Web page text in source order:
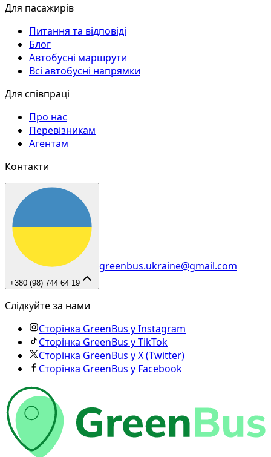
Для пасажирів
Питання та відповіді
Блог
Автобусні маршрути
Всі автобусні напрямки
Для співпраці
Про нас
Перевізникам
Агентам
Контакти
+380 (98) 744 64 19
greenbus.ukraine@gmail.com
Слідкуйте за нами
Сторінка GreenBus у Instagram
Сторінка GreenBus у TikTok
Сторінка GreenBus у X (Twitter)
Сторінка GreenBus у Facebook